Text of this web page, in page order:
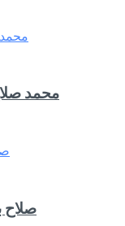
محمد
صلاح